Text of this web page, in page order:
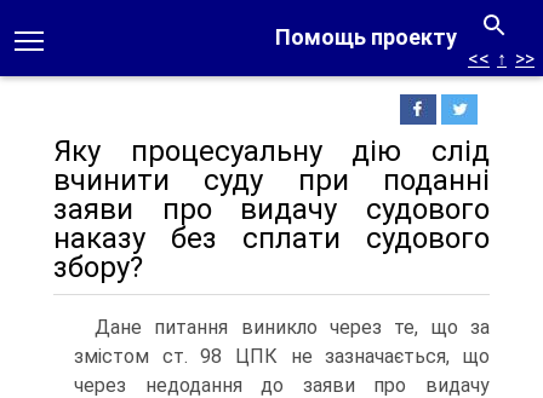
Помощь проекту
<< ↑ >>
Яку процесуальну дію слід
вчинити суду при поданні
заяви про видачу судового
наказу без сплати судового
збору?
Дане питання виникло через те, що за
змістом ст. 98 ЦПК не зазначається, що
через недодання до заяви про видачу